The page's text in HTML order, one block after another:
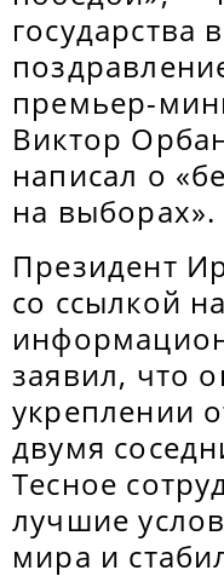
государства
премьер-
Виктор
написал о
на выборах».
Президент
со ссылкой
заявил, что
укреплении
двумя
Тесное
лучшие
мира и